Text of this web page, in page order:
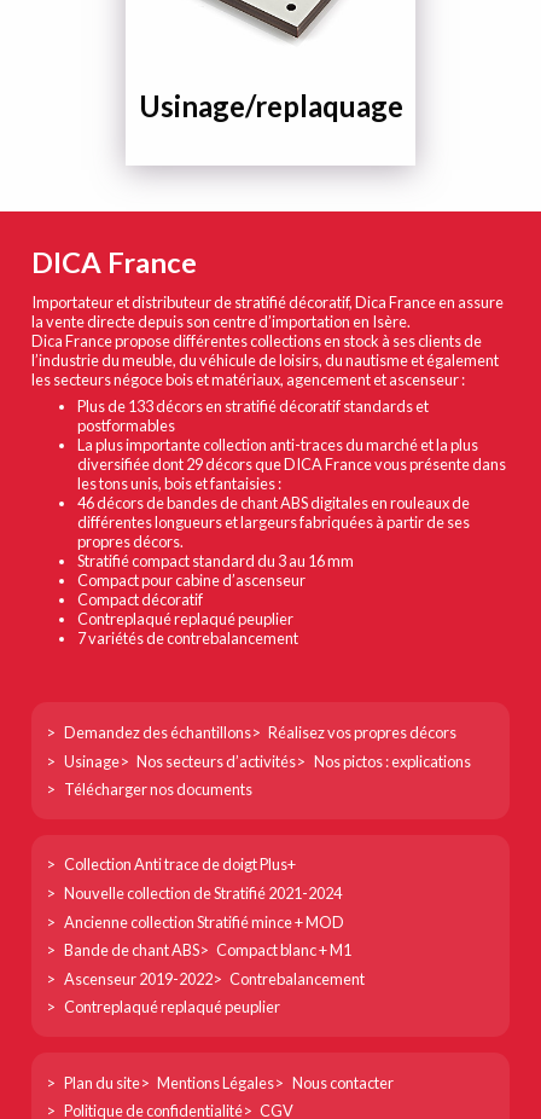
Usinage/replaquage
DICA France
Importateur et distributeur de stratifié décoratif, Dica France en assure
la vente directe depuis son centre d’importation en Isère.
Dica France propose différentes collections en stock à ses clients de
l’industrie du meuble, du véhicule de loisirs, du nautisme et également
les secteurs négoce bois et matériaux, agencement et ascenseur :
Plus de 133 décors en stratifié décoratif standards et
postformables
La plus importante collection anti-traces du marché et la plus
diversifiée dont 29 décors que DICA France vous présente dans
les tons unis, bois et fantaisies :
46 décors de bandes de chant ABS digitales en rouleaux de
différentes longueurs et largeurs fabriquées à partir de ses
propres décors.
Stratifié compact standard du 3 au 16 mm
Compact pour cabine d’ascenseur
Compact décoratif
Contreplaqué replaqué peuplier
7 variétés de contrebalancement
Footer
col
Demandez des échantillons
Réalisez vos propres décors
Usinage
Nos secteurs d’activités
Nos pictos : explications
Télécharger nos documents
Footer
col
Collection Anti trace de doigt Plus+
Nouvelle collection de Stratifié 2021-2024
Ancienne collection Stratifié mince + MOD
Bande de chant ABS
Compact blanc + M1
Ascenseur 2019-2022
Contrebalancement
Contreplaqué replaqué peuplier
Footer
col
Plan du site Mentions Légales
Nous contacter
Politique de confidentialité
CGV